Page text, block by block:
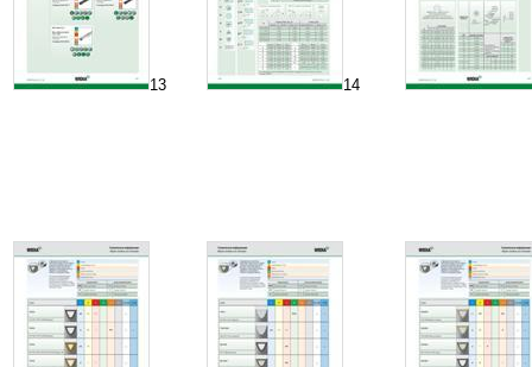
13 14